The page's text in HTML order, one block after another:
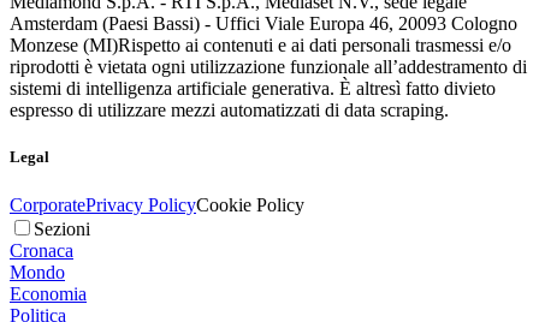
Amsterdam (Paesi Bassi) - Uffici Viale Europa 46, 20093 Cologno
Monzese (MI)Rispetto ai contenuti e ai dati personali trasmessi e/o
riprodotti è vietata ogni utilizzazione funzionale all’addestramento di
sistemi di intelligenza artificiale generativa. È altresì fatto divieto
espresso di utilizzare mezzi automatizzati di data scraping.
Legal
CorporatePrivacy PolicyCookie Policy
Sezioni
Cronaca
Mondo
Economia
Politica